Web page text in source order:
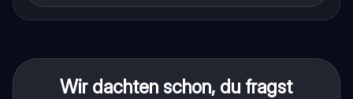
Wir dachten schon, du fragst